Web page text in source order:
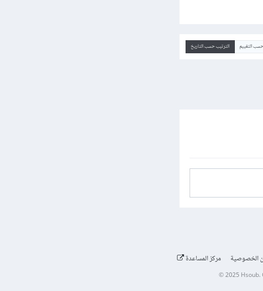
التقييم الترتيب حسب التاريخ
الخصوصية مركز المساعدة
© 2025 Hsoub.